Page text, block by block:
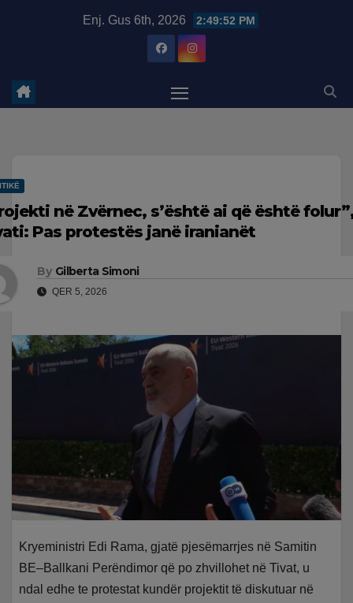
Enj. Gus 6th, 2026 2:49:53 PM
në Zvërnec, s’është ai që është
Pas protestës janë iranianët
By Gilberta Simoni
QER 5, 2026
Kryeministri Edi Rama, gjatë pjesëmarrjes në Samitin
BE–Ballkani Perëndimor që po zhvillohet në Tivat, u
ndal edhe te protestat kundër projektit të diskutuar në